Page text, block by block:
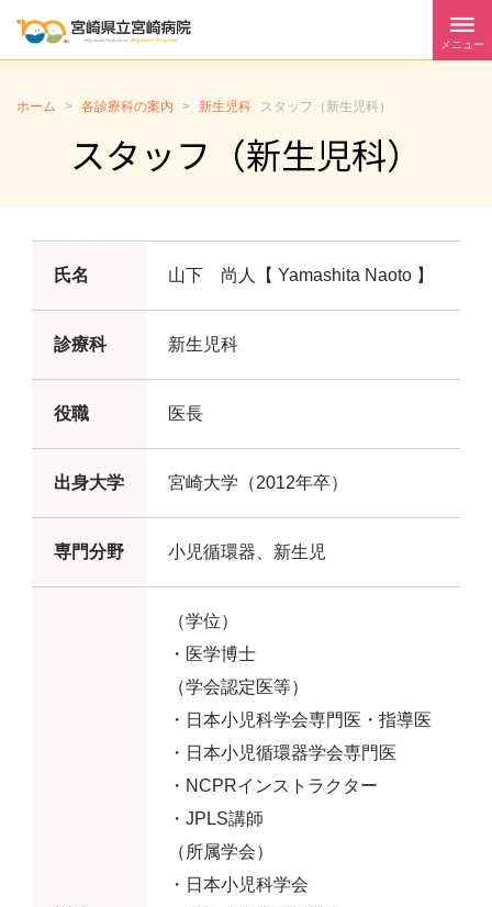
メニュー
ホーム > 各診療科の案内 > 新生児科 スタッフ（新生児科）
スタッフ（新生児科）
氏名 山下 尚人【 Yamashita Naoto 】
診療科 新生児科
役職 医長
出身大学 宮崎大学（2012年卒）
専門分野 小児循環器、新生児
（学位）
・医学博士
（学会認定医等）
・日本小児科学会専門医・指導医
・日本小児循環器学会専門医
・NCPRインストラクター
・JPLS講師
（所属学会）
・日本小児科学会